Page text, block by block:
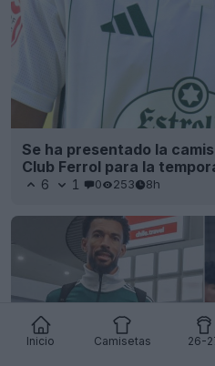
Inicio Camisetas 26-
Se ha presentado la
Club Ferrol para la
6 1 0 253 8h